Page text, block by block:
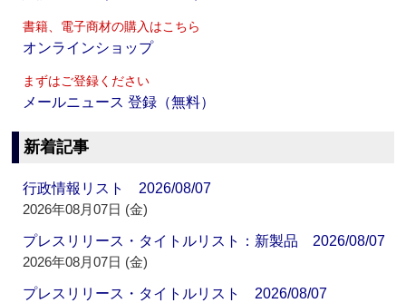
書籍、電子商材の購入はこちら
オンラインショップ
まずはご登録ください
メールニュース 登録（無料）
新着記事
行政情報リスト 2026/08/07
2026年08月07日 (金)
プレスリリース・タイトルリスト：新製品 2026/08/07
2026年08月07日 (金)
プレスリリース・タイトルリスト 2026/08/07